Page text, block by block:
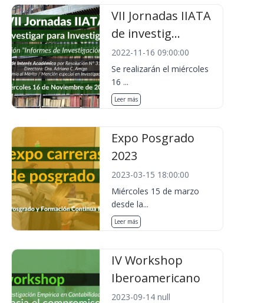
VII Jornadas IIATA
de investig...
2022-11-16 09:00:00
Se realizarán el miércoles
16 ...
Leer más
Expo Posgrado
2023
2023-03-15 18:00:00
Miércoles 15 de marzo
desde la...
Leer más
IV Workshop
Iberoamericano
2023-09-14 null